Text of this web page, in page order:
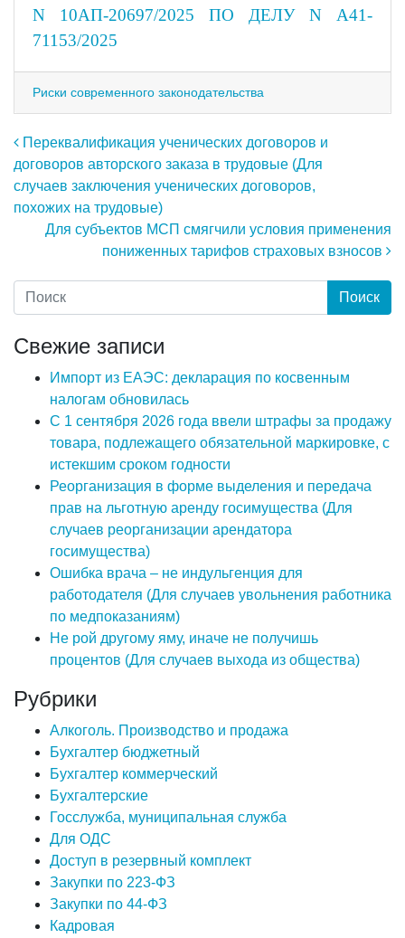
N 10АП-20697/2025 ПО ДЕЛУ N А41-
71153/2025
Риски современного законодательства
Навигация по записям
Переквалификация ученических договоров и
договоров авторского заказа в трудовые (Для
случаев заключения ученических договоров,
похожих на трудовые)
Для субъектов МСП смягчили условия применения
пониженных тарифов страховых взносов
Свежие записи
Импорт из ЕАЭС: декларация по косвенным
налогам обновилась
С 1 сентября 2026 года ввели штрафы за продажу
товара, подлежащего обязательной маркировке, с
истекшим сроком годности
Реорганизация в форме выделения и передача
прав на льготную аренду госимущества (Для
случаев реорганизации арендатора
госимущества)
Ошибка врача – не индульгенция для
работодателя (Для случаев увольнения работника
по медпоказаниям)
Не рой другому яму, иначе не получишь
процентов (Для случаев выхода из общества)
Рубрики
Алкоголь. Производство и продажа
Бухгалтер бюджетный
Бухгалтер коммерческий
Бухгалтерские
Госслужба, муниципальная служба
Для ОДС
Доступ в резервный комплект
Закупки по 223-ФЗ
Закупки по 44-ФЗ
Кадровая